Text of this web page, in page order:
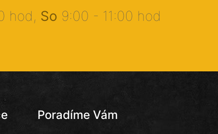
hod, So 9:00 - 11:00 hod
Poradíme Vám